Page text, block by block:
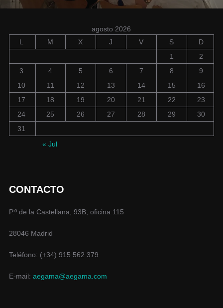
agosto 2026
L
M X J V S
D
1
2
3
4 5 6 7 8
9
10
11 12 13 14 15
16
17
18 19 20 21 22
23
24
25 26 27 28 29
30
31
« Jul
CONTACTO
P.º de la Castellana, 93B, oficina 115
28046 Madrid
Teléfono: (+34) 915 562 379
E-mail: aegama@aegama.com